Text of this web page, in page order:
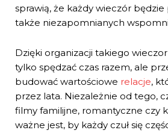
sprawią, że każdy wieczór będzie
także niezapomnianych
Dzięki organizacji takiego
tylko spędzać czas razem, ale
budować wartościowe relacje,
przez lata. Niezależnie od tego,
filmy familijne, romantyczne czy
ważne jest, by każdy czuł się